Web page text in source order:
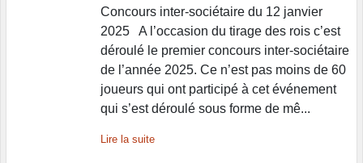
Concours inter-sociétaire du 12 janvier
2025 A l’occasion du tirage des rois c’est
déroulé le premier concours inter-sociétaire
de l’année 2025. Ce n’est pas moins de 60
joueurs qui ont participé à cet événement
qui s’est déroulé sous forme de mê...
Lire la suite